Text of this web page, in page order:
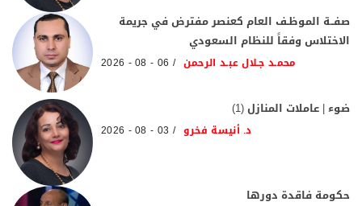
صفــة الموظـف العام كعنصر مفترض في جريمة
الاختلاس وفقاً للنظام السعودي
محمـد جـلال عبـد الرحمن 06 - 08 - 2026
ضوء | عاملات المنازل (1)
د. أنيسة فخرو 03 - 08 - 2026
حكومة فاقدة دورها